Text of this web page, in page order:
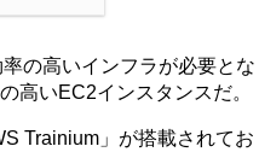
の高いインフラが必要とな
高いEC2インスタンスだ。
Trainium」が搭載されてお